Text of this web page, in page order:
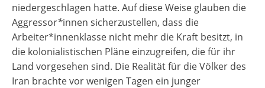
niedergeschlagen hatte. Auf diese Weise glauben die
Aggressor*innen sicherzustellen, dass die
Arbeiter*innenklasse nicht mehr die Kraft besitzt, in
die kolonialistischen Pläne einzugreifen, die für ihr
Land vorgesehen sind. Die Realität für die Völker des
Iran brachte vor wenigen Tagen ein junger